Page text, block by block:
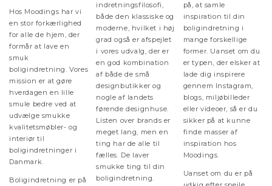
Hos Moodings har vi
en stor forkærlighed
for alle de hjem, der
formår at lave en
smuk
boligindretning. Vores
mission er at gøre
hverdagen en lille
smule bedre ved at
udvælge smukke
kvalitetsmøbler- og
interiør til
boligindretninger i
Danmark.
Boligindretning er på
indretningsfilosofi,
både den klassiske og
moderne, hvilket i høj
grad også er afspejlet
i vores udvalg, der er
en god kombination
af både de små
designbutikker og
nogle af landets
førende designhuse.
Listen over brands er
meget lang, men en
ting har de alle til
fælles. De laver
smukke ting til din
boligindretning.
på, at samle
inspiration til din
boligindretning i
mange forskellige
former. Uanset om du
er typen, der elsker at
lade dig inspirere
gennem Instagram,
blogs, miljøbilleder
eller videoer, så er du
sikker på at kunne
finde masser af
inspiration hos
Moodings.
Uanset om du er på